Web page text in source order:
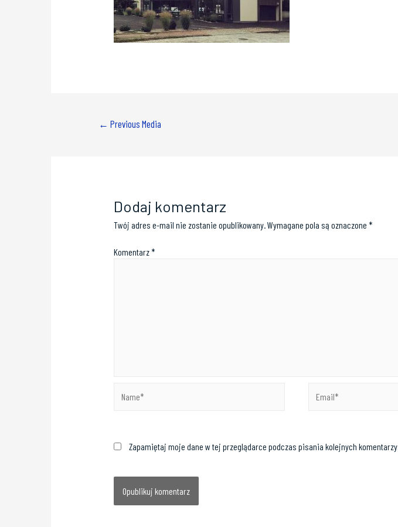
← Previous Media
Dodaj komentarz
Twój adres e-mail nie zostanie opublikowany. Wymagane pola są oznaczone *
Komentarz*
Zapamiętaj moje dane w tej przeglądarce podczas pisania kolejnych komentarzy.